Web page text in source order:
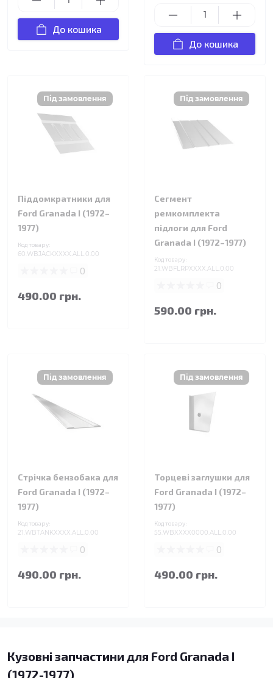
До кошика
До кошика
Піддомкратники для
Ford Granada I (1972–
1977)
Код товару:
60.WBJACKXXXX.ALL.0.00
0
490.00 грн.
Сегмент
ремкомплекта
підлоги для Ford
Granada I (1972–1977)
Код товару:
21.WBFLRPXXXX.ALL.0.00
0
590.00 грн.
Стрічка бензобака для
Ford Granada I (1972–
1977)
Код товару:
21.WBTANKXXXX.ALL.0.00
0
490.00 грн.
Торцеві заглушки для
Ford Granada I (1972–
1977)
Код товару:
55.WBXXXX0000.ALL.0.00
0
490.00 грн.
Кузовні запчастини для Ford Granada I
(1972-1977)